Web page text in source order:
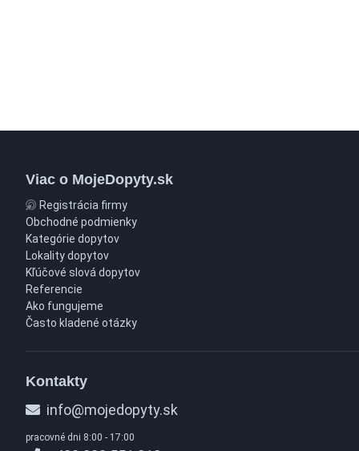
Viac o MojeDopyty.sk
Registrácia firmy
Obchodné podmienky
Kategórie dopytov
Lokality dopytov
Kľúčové slová dopytov
Referencie
Ako fungujeme
Často kladené otázky
Kontakty
info@mojedopyty.sk
pracovné dni 8:00 - 17:00